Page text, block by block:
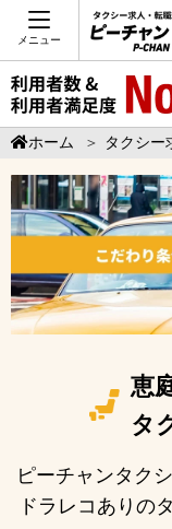
メニュー
ホーム ＞ タクシー
恵
タ
ピーチャンタク
ドラレコありの